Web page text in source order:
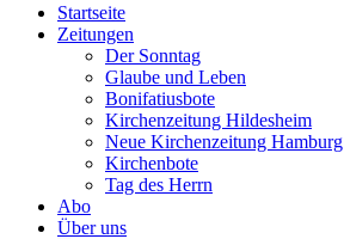
Startseite
Zeitungen
Der Sonntag
Glaube und Leben
Bonifatiusbote
Kirchenzeitung Hildesheim
Neue Kirchenzeitung Hamburg
Kirchenbote
Tag des Herrn
Abo
Über uns